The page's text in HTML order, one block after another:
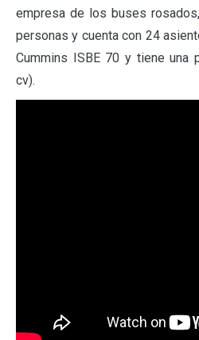
empresa de los buses
personas y cuenta con 24
Cummins ISBE 70 y tiene una
cv).